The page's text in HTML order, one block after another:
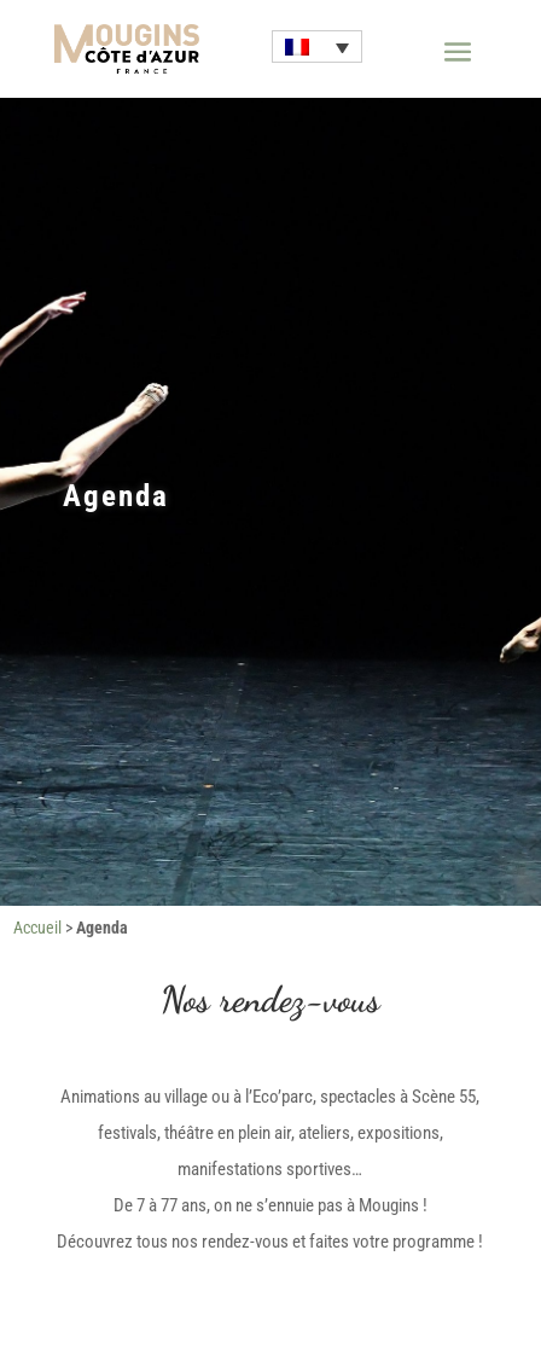
Agenda
Accueil >Agenda
Nos rendez-vous
Animations au village ou à l’Eco’parc, spectacles à Scène 55,
festivals, théâtre en plein air, ateliers, expositions,
manifestations sportives…
De 7 à 77 ans, on ne s’ennuie pas à Mougins !
Découvrez tous nos rendez-vous et faites votre programme !